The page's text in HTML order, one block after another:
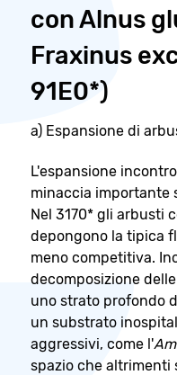
con Alnus
Fraxinus
91E0*)
a) Espansione di
L'espansione
minaccia importante
Nel 3170* gli arbusti
depongono la tipica
meno competitiva.
decomposizione
uno strato profondo
un substrato
aggressivi, come l'
spazio che altrimenti